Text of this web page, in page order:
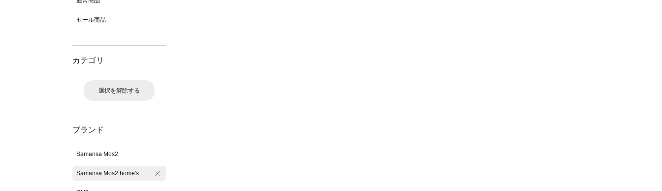
セール商品
カテゴリ
選択を解除する
ブランド
Samansa Mos2
Samansa Mos2 home's